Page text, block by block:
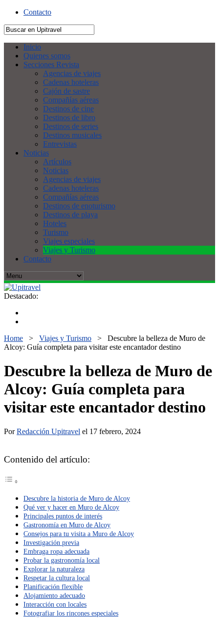
Contacto
Inicio
Quienes somos
Secciones Revista
Agencias de viajes
Cadenas hoteleras
Cajón de sastre
Compañías aéreas
Destinos de cine
Destinos de libro
Destinos de series
Destinos musicales
Entrevistas
Noticias
Artículos
Noticias
Agencias de viajes
Cadenas hoteleras
Compañías aéreas
Destinos de enoturismo
Destinos de playa
Hoteles
Turismo
Viajes especiales
Viajes y Turismo
Contacto
Destacado:
Home > Viajes y Turismo > Descubre la belleza de Muro de
Alcoy: Guía completa para visitar este encantador destino
Descubre la belleza de Muro de
Alcoy: Guía completa para
visitar este encantador destino
PorRedacción Upitravel el 17 febrero, 2024
Contenido del artículo:
Descubre la historia de Muro de Alcoy
Qué ver y hacer en Muro de Alcoy
Principales puntos de interés
Gastronomía en Muro de Alcoy
Consejos para tu visita a Muro de Alcoy
Investigación previa
Embraga ropa adecuada
Probar la gastronomía local
Explorar la naturaleza
Respetar la cultura local
Planificación flexible
Alojamiento adecuado
Interacción con locales
Fotografiar los rincones especiales